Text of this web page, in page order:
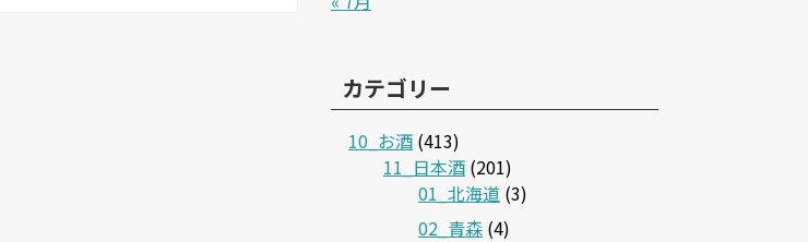
カテゴリー
10_お酒 (413)
11_日本酒 (201)
01_北海道 (3)
02_青森 (4)